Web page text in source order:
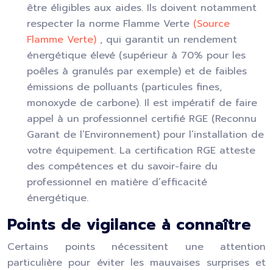
être éligibles aux aides. Ils doivent notamment
respecter la norme Flamme Verte (Source
Flamme Verte) , qui garantit un rendement
énergétique élevé (supérieur à 70% pour les
poêles à granulés par exemple) et de faibles
émissions de polluants (particules fines,
monoxyde de carbone). Il est impératif de faire
appel à un professionnel certifié RGE (Reconnu
Garant de l’Environnement) pour l’installation de
votre équipement. La certification RGE atteste
des compétences et du savoir-faire du
professionnel en matière d’efficacité
énergétique.
Points de vigilance à connaître
Certains points nécessitent une attention
particulière pour éviter les mauvaises surprises et